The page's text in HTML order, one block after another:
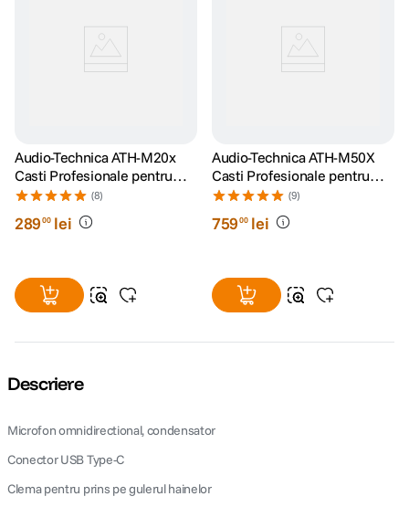
Audio-Technica ATH-M20x
Casti Profesionale pentru
Studio
(8)
28900 lei
Audio-Technica ATH-M50X
Casti Profesionale pentru
Monitorizare in Studio
(9)
75900 lei
Descriere
Microfon omnidirectional, condensator
Conector USB Type-C
Clema pentru prins pe gulerul hainelor